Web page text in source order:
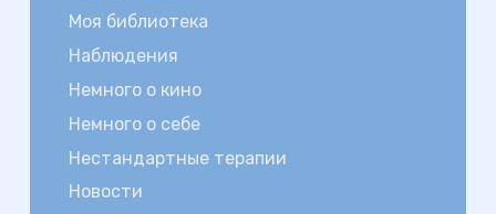
Моя библиотека
Наблюдения
Немного о кино
Немного о себе
Нестандартные терапии
Новости